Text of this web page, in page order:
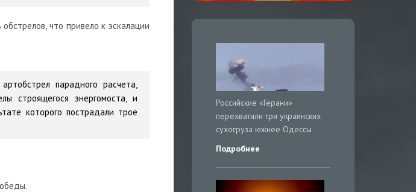
что привело к эскалации
парадного расчета,
строящегося энергомоста, и
которого пострадали трое
Российские «Герани»
перехватили три украинских
сухогруза южнее Одессы
Подробнее